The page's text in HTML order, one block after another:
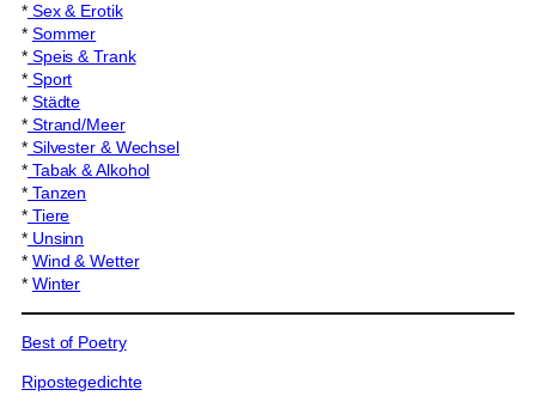
*Sex & Erotik
* Sommer
*Speis & Trank
*Sport
* Städte
*Strand/Meer
*Silvester & Wechsel
*Tabak & Alkohol
*Tanzen
*Tiere
*Unsinn
* Wind & Wetter
* Winter
Best of Poetry
Ripostegedichte